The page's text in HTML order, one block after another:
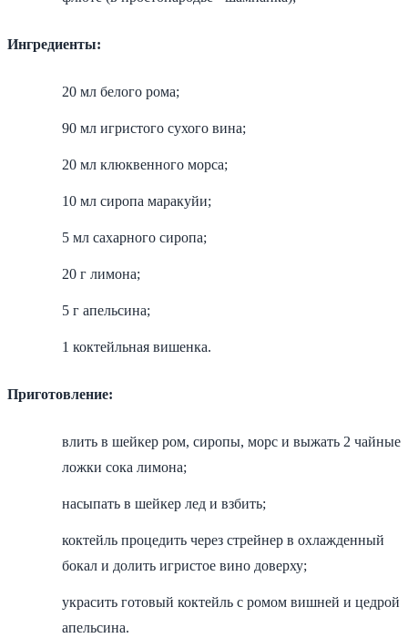
Ингредиенты:
20 мл белого рома;
90 мл игристого сухого вина;
20 мл клюквенного морса;
10 мл сиропа маракуйи;
5 мл сахарного сиропа;
20 г лимона;
5 г апельсина;
1 коктейльная вишенка.
Приготовление:
влить в шейкер ром, сиропы, морс и выжать 2 чайные
ложки сока лимона;
насыпать в шейкер лед и взбить;
коктейль процедить через стрейнер в охлажденный
бокал и долить игристое вино доверху;
украсить готовый коктейль с ромом вишней и цедрой
апельсина.